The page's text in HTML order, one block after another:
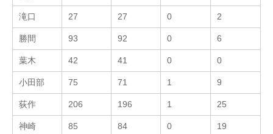
滝口 27 27 0 2
勝間 93 92 0 6
葉木 42 41 0 0
小田部 75 71 1 9
荻作 206 196 1 25
神崎 85 84 0 19